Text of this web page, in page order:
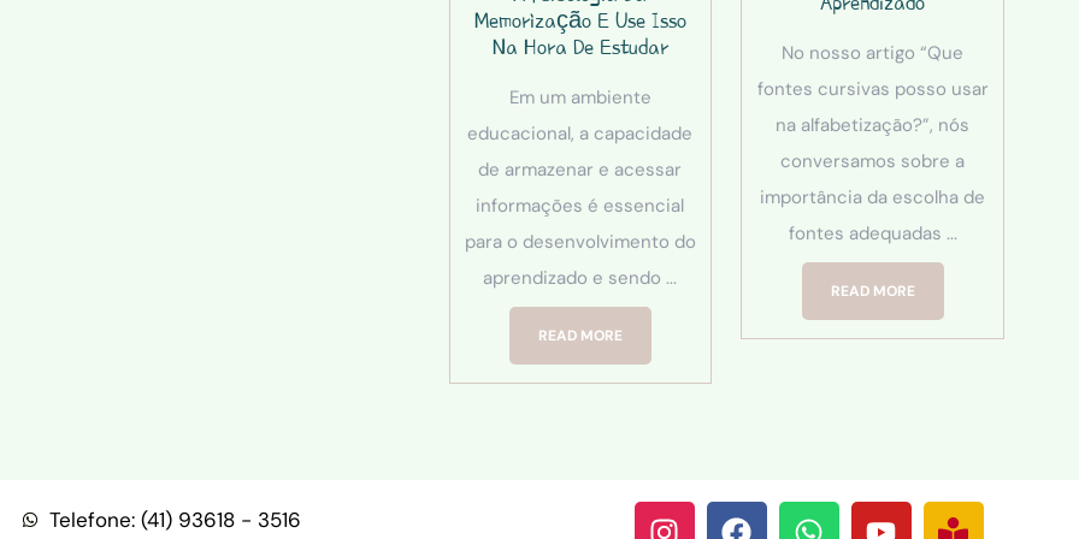
Memorização E Use Isso
Na Hora De Estudar
Em um ambiente
educacional, a capacidade
de armazenar e acessar
informações é essencial
para o desenvolvimento do
aprendizado e sendo ...
READ MORE
No nosso artigo “Que
fontes cursivas posso usar
na alfabetização?”, nós
conversamos sobre a
importância da escolha de
fontes adequadas ...
READ MORE
Telefone: (41) 93618 - 3516